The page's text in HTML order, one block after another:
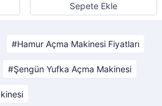
Sepete Ekle
Hamur Açma Makinesi Fiyatları
Şengün Yufka Açma Makinesi